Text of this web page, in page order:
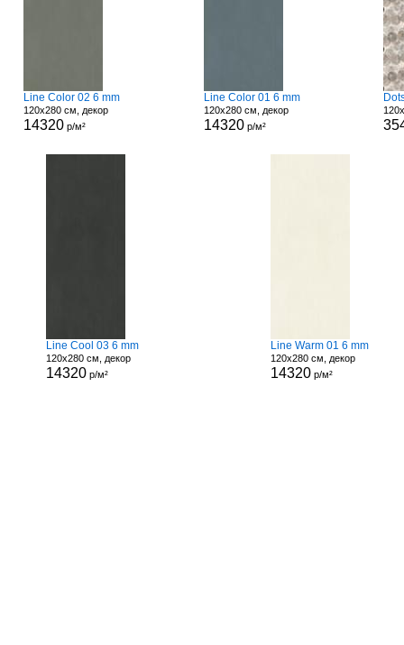
Line Color 02 6 mm
120x280 см, декор
14320 р/м²
Line Color 01 6 mm
120x280 см, декор
14320р/м²
Line Cool 03 6 mm
120x280 см, декор
14320 р/м²
Line Warm 01 6 mm
120x280 см, декор
14320 р/м²